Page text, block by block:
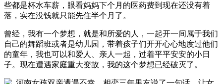
些都是杯水车薪，眼看妈妈下个月的医药费到现在还没有着
落，实在没钱就只能先住半个月了。
曾经，我有一个梦想，就是和所爱的人，一起开一间属于我们
自己的舞蹈班或者是幼儿园，带着孩子们开开心心地度过他们
的童年，我也可以和爱人、亲人一起，过着平平安安的小日
子。现在遭遇家庭重大变故，我的这个梦想已经破灭了。